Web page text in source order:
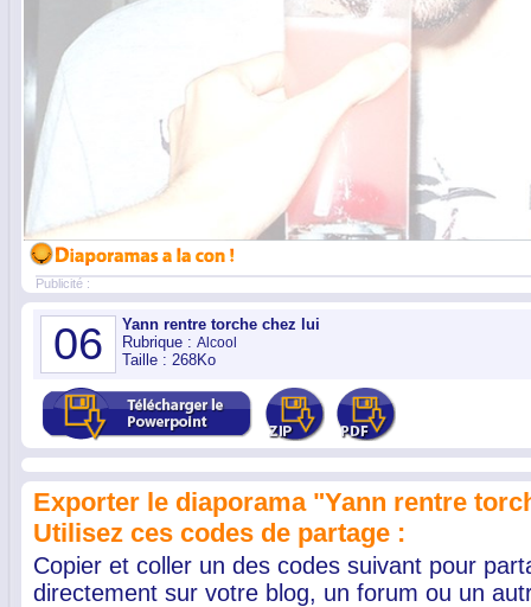
Publicité :
06
Yann rentre torche chez lui
Rubrique : Alcool
Taille : 268Ko
Exporter le diaporama "Yann rentre
Utilisez ces codes de partage :
Copier et coller un des codes suivant pour
directement sur votre blog, un forum ou un